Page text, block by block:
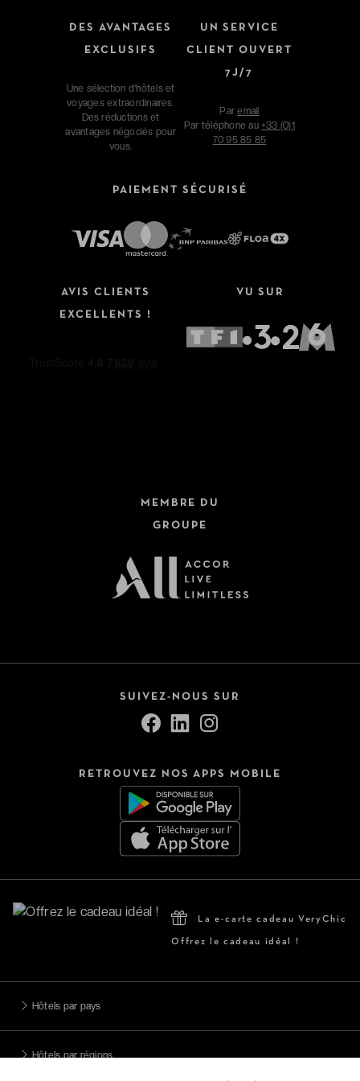
DES AVANTAGES
EXCLUSIFS
Une sélection d'hôtels et
voyages extraordinaires.
Des réductions et
avantages négociés pour
vous.
UN SERVICE
CLIENT OUVERT
7J/7
Paremail
Par téléphone au +33 (0)1
70 95 85 85
PAIEMENT SÉCURISÉ
AVIS CLIENTS
EXCELLENTS !
VU SUR
MEMBRE DU
GROUPE
SUIVEZ-NOUS SUR
RETROUVEZ NOS APPS MOBILE
La e-carte cadeau VeryChic
Offrez le cadeau idéal !
Hôtels par pays
Hôtels par régions